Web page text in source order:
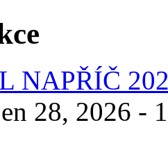
NAPŘÍČ
28, 2026 -